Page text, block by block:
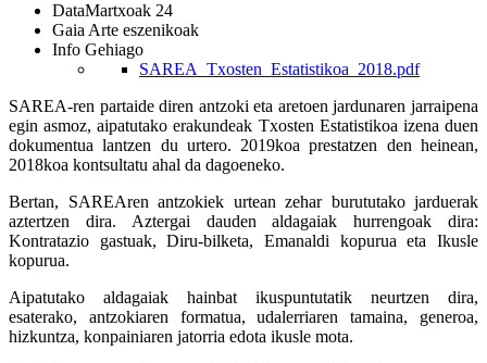
DataMartxoak 24
GaiaArte eszenikoak
Info Gehiago
SAREA_Txosten_Estatistikoa_2018.pdf
SAREA-ren partaide diren antzoki eta aretoen jardunaren jarraipena
egin asmoz, aipatutako erakundeak Txosten Estatistikoa izena duen
dokumentua lantzen du urtero. 2019koa prestatzen den heinean,
2018koa kontsultatu ahal da dagoeneko.
Bertan, SAREAren antzokiek urtean zehar burututako jarduerak
aztertzen dira. Aztergai dauden aldagaiak hurrengoak dira:
Kontratazio gastuak, Diru-bilketa, Emanaldi kopurua eta Ikusle
kopurua.
Aipatutako aldagaiak hainbat ikuspuntutatik neurtzen dira,
esaterako, antzokiaren formatua, udalerriaren tamaina, generoa,
hizkuntza, konpainiaren jatorria edota ikusle mota.